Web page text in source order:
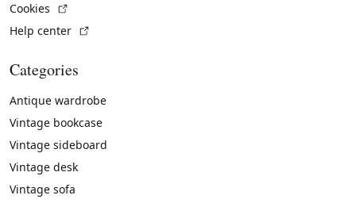
Cookies
Help center
Categories
Antique wardrobe
Vintage bookcase
Vintage sideboard
Vintage desk
Vintage sofa